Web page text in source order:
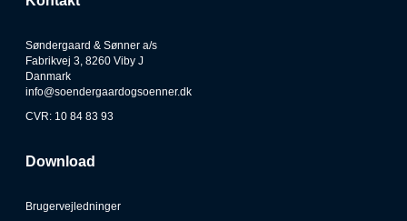
Søndergaard & Sønner a/s
Fabrikvej 3, 8260 Viby J
Danmark
info@soendergaardogsoenner.dk
CVR: 10 84 83 93
Download
Brugervejledninger